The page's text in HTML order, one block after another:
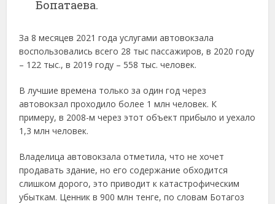
Бопатаева.
За 8 месяцев 2021 года услугами автовокзала
воспользовались всего 28 тыс пассажиров, в 2020 году
– 122 тыс., в 2019 году – 558 тыс. человек.
В лучшие времена только за один год через
автовокзал проходило более 1 млн человек. К
примеру, в 2008-м через этот объект прибыло и уехало
1,3 млн человек.
Владелица автовокзала отметила, что не хочет
продавать здание, но его содержание обходится
слишком дорого, это приводит к катастрофическим
убыткам. Ценник в 900 млн тенге, по словам Ботагоз